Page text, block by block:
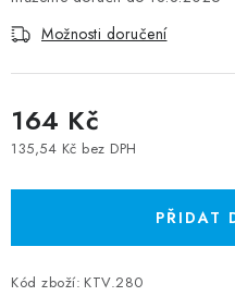
Možnosti doručení
164 Kč
135,54 Kč bez DPH
PŘIDAT
Kód zboží: KTV.280